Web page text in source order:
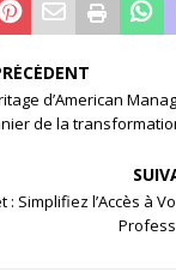
d’American
de la
: Simplifiez l’Accès à